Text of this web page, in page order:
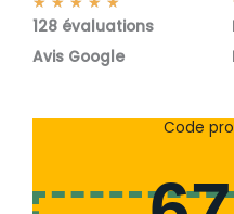
o
s
128 évaluations
Avis Google
Code